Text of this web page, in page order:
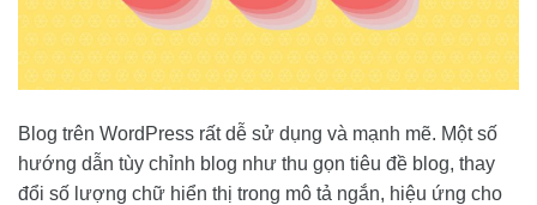
Blog trên WordPress rất dễ sử dụng và mạnh mẽ. Một số
hướng dẫn tùy chỉnh blog như thu gọn tiêu đề blog, thay
đổi số lượng chữ hiển thị trong mô tả ngắn, hiệu ứng cho